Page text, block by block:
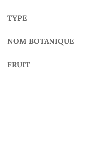
TYPE
NOM BOTANIQUE
FRUIT